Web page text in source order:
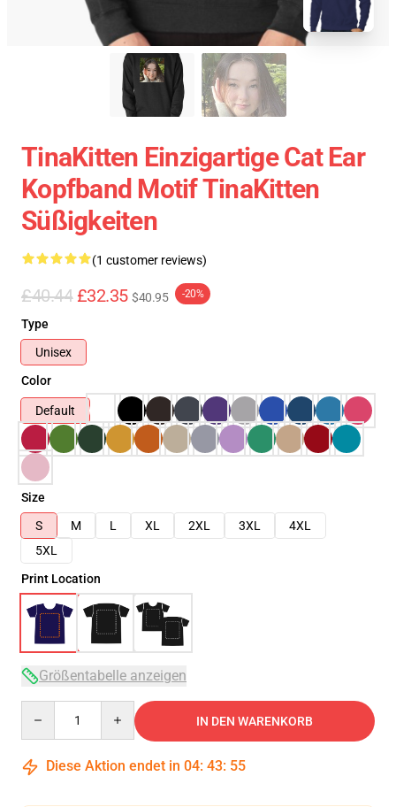
TinaKitten Einzigartige Cat Ear
Kopfband Motif TinaKitten
Süßigkeiten
(1 customer reviews)
£40.44 £32.35 $40.95 -20%
Type
Unisex
Color
Default
Size
S
M L XL 2XL 3XL
4XL
5XL
Print Location
Größentabelle anzeigen
IN DEN WARENKORB
Diese Aktion endet in 04: 43: 54